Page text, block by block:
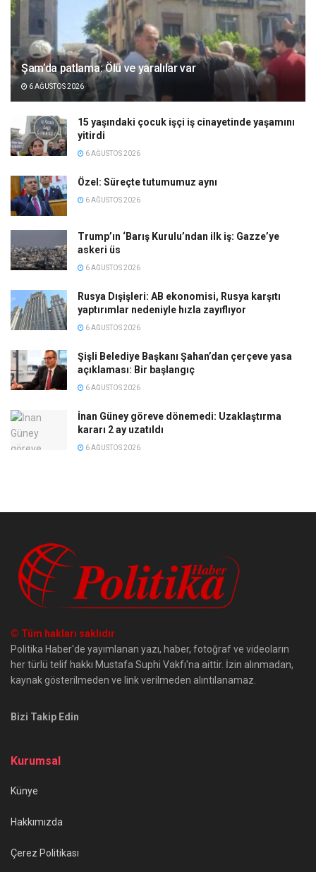
Şam’da patlama: Ölü ve yaralılar var
6 AĞUSTOS 2026
15 yaşındaki çocuk işçi iş cinayetinde yaşamını
yitirdi
6 AĞUSTOS 2026
Özel: Süreçte tutumumuz aynı
6 AĞUSTOS 2026
Trump’ın ‘Barış Kurulu’ndan ilk iş: Gazze’ye
askeri üs
6 AĞUSTOS 2026
Rusya Dışişleri: AB ekonomisi, Rusya karşıtı
yaptırımlar nedeniyle hızla zayıflıyor
6 AĞUSTOS 2026
Şişli Belediye Başkanı Şahan’dan çerçeve yasa
açıklaması: Bir başlangıç
6 AĞUSTOS 2026
İnan Güney göreve dönemedi: Uzaklaştırma
kararı 2 ay uzatıldı
6 AĞUSTOS 2026
© Tüm hakları saklıdır
Politika Haber'de yayımlanan yazı, haber, fotoğraf ve videoların
her türlü telif hakkı Mustafa Suphi Vakfı'na aittir. İzin alınmadan,
kaynak gösterilmeden ve link verilmeden alıntılanamaz.
Bizi Takip Edin
Kurumsal
Künye
Hakkımızda
Çerez Politikası